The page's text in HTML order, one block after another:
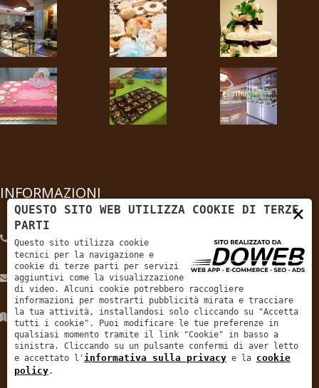
×
QUESTO SITO WEB UTILIZZA COOKIE DI TERZE
PARTI
Questo sito utilizza cookie
tecnici per la navigazione e
cookie di terze parti per servizi
aggiuntivi come la visualizzazione
di video. Alcuni cookie potrebbero raccogliere
informazioni per mostrarti pubblicità mirata e tracciare
la tua attività, installandosi solo cliccando su "Accetta
tutti i cookie". Puoi modificare le tue preferenze in
qualsiasi momento tramite il link "Cookie" in basso a
sinistra. Cliccando su un pulsante confermi di aver letto
e accettato l' informativa sulla privacy e la cookie
policy.
INFORMAZIONI
+39 045 878 0056
info@pasticceriatosi.net
Via XX Settembre, 68 San Martino Buon Albergo Verona